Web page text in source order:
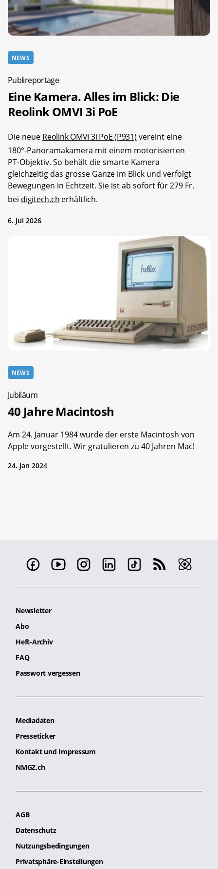
NEWS
Publireportage
Eine Kamera. Alles im Blick: Die
Reolink OMVI 3i PoE
Die neue Reolink OMVI 3i PoE (P931) vereint eine
180°-Panoramakamera mit einem motorisierten
PT-Objektiv. So behält die smarte Kamera
gleichzeitig das grosse Ganze im Blick und verfolgt
Bewegungen in Echtzeit. Sie ist ab sofort für 279 Fr.
bei digitech.ch erhältlich.
6. Jul 2026
NEWS
Jubiläum
40 Jahre Macintosh
Am 24. Januar 1984 wurde der erste Macintosh von
Apple vorgestellt. Wir gratulieren zu 40 Jahren Mac!
24. Jan 2024
Newsletter
Abo
Heft-Archiv
FAQ
Passwort vergessen
Mediadaten
Presseticker
Kontakt und Impressum
NMGZ.ch
AGB
Datenschutz
Nutzungsbedingungen
Privatsphäre-Einstellungen